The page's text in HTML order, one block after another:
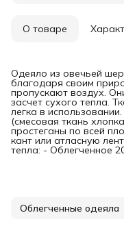
О товаре
Одеяло из овечьей
благодаря своим
пропускают воздух.
засчет сухого тепла.
легка в
(смесовая ткань
простеганы по всей
кант или атласную
тепла: - Облегченное
Облегченные одеяла